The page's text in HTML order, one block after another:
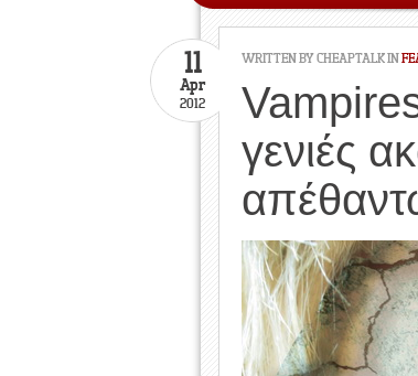
WRITTEN BY CHEAPTALK IN
11
Apr
2012
γενιές